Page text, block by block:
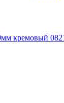
кремовый